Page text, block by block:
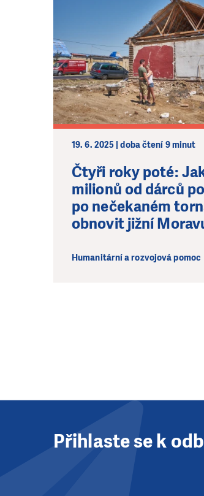
19. 6. 2025 | doba čtení 9 minut
Čtyři roky poté:
milionů od dárců
po nečekaném
obnovit jižní
Humanitární a rozvojová pomoc
Přihlaste se k